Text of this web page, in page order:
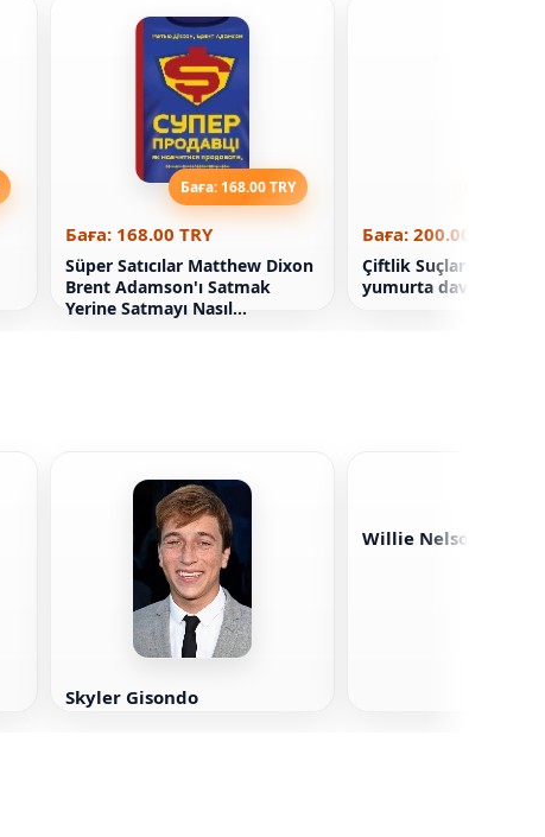
Баға: 168.00 TRY
Баға: 168.00 TRY
Süper Satıcılar Matthew Dixon
Brent Adamson'ı Satmak
Yerine Satmayı Nasıl
Баға: 200.00 TRY
Çiftlik Suçları Kitabı!
yumurta davası
Skyler Gisondo
Willie Nelson